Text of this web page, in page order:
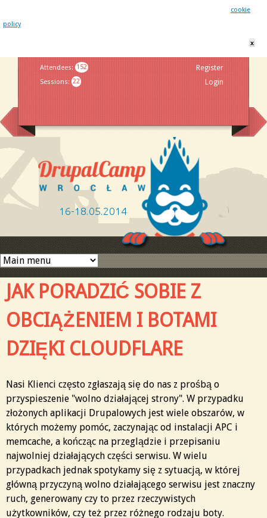
cookie
policy
x
Attendees: 152
Sessions: 22
Register
Login
JAK PORADZIĆ SOBIE Z
OBCIĄŻENIEM I BOTAMI
DZIĘKI CLOUDFLARE
Nasi Klienci często zgłaszają się do nas z prośbą o
przyspieszenie "wolno działającej strony". W przypadku
złożonych aplikacji Drupalowych jest wiele obszarów, w
których możemy pomóc, zaczynając od instalacji APC i
memcache, a kończąc na przeglądzie i przepisaniu
najwolniej działających części serwisu. W wielu
przypadkach jednak spotykamy się z sytuacją, w której
główną przyczyną wolno działającego serwisu jest znaczny
ruch, generowany czy to przez rzeczywistych
użytkowników, czy też przez różnego rodzaju boty.